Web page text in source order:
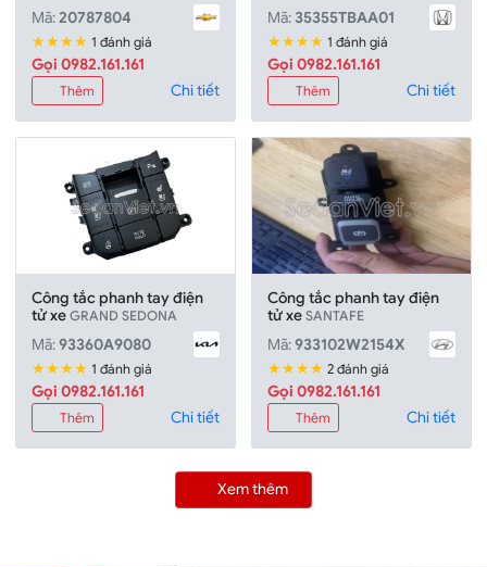
Mã:20787804
★★★★ 1 đánh giá
Gọi 0982.161.161
Thêm Chi tiết
Mã: 35355TBAA01
★★★★ 1 đánh giá
Gọi 0982.161.161
Thêm Chi tiết
Công tắc phanh tay điện
tử xeGRAND SEDONA
Mã:93360A9080
★★★★ 1 đánh giá
Gọi 0982.161.161
Thêm Chi tiết
Công tắc phanh tay điện
tử xeSANTAFE
Mã:933102W2154X
★★★★ 2 đánh giá
Gọi 0982.161.161
Thêm Chi tiết
Xem thêm